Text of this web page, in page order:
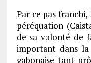
Par ce pas
péréquation
de sa volonté de
important dans la
gabonaise tant